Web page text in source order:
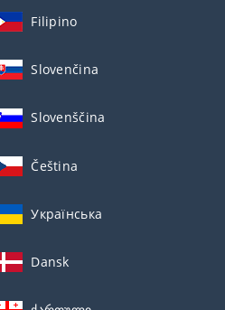
Filipino
Slovenčina
Slovenščina
Čeština
Українська
Dansk